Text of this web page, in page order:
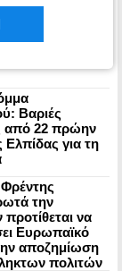
για Όλους 2026-
οι αιτήσεις
Βαριές
από 22 πρώην
Ελπίδας για τη
την
προτίθεται να
Ευρωπαϊκό
αποζημίωση
πολιτών